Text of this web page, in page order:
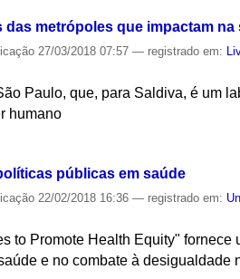
metrópoles que impactam na
27/03/2018 07:57— registrado em:
Paulo, que, para Saldiva, é um
humano
públicas em saúde
22/02/2018 16:36— registrado em:
to Promote Health Equity" fornece
e no combate à desigualdade